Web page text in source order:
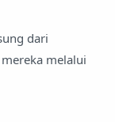
dari
melalui